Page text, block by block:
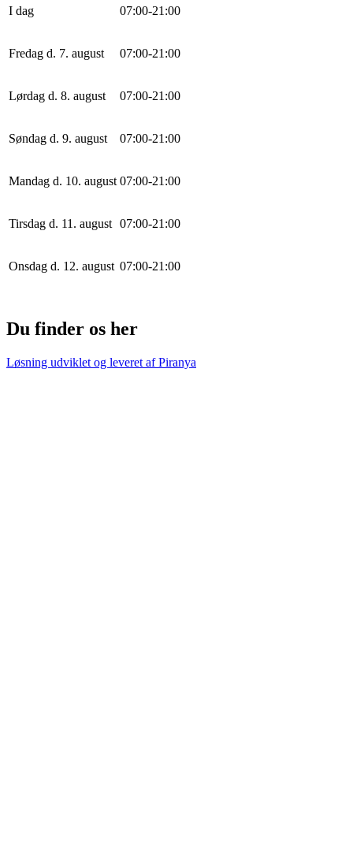
I dag 07:00-21 :00
Fredag d. 7. august 07:00-21 :00
Lørdag d. 8. august 07:00-21 :00
Søndag d. 9. august 07:00-21 :00
Mandag d. 10. august 07:00-21 :00
Tirsdag d. 11. august 07:00-21 :00
Onsdag d. 12. august 07:00-21 :00
Du finder os her
Løsning udviklet og leveret afPiranya